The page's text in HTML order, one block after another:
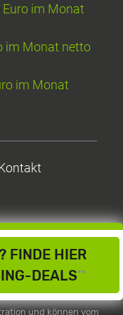
FINDE HIER
DEALS**
Euro im Monat
im Monat netto
im Monat
und können vom